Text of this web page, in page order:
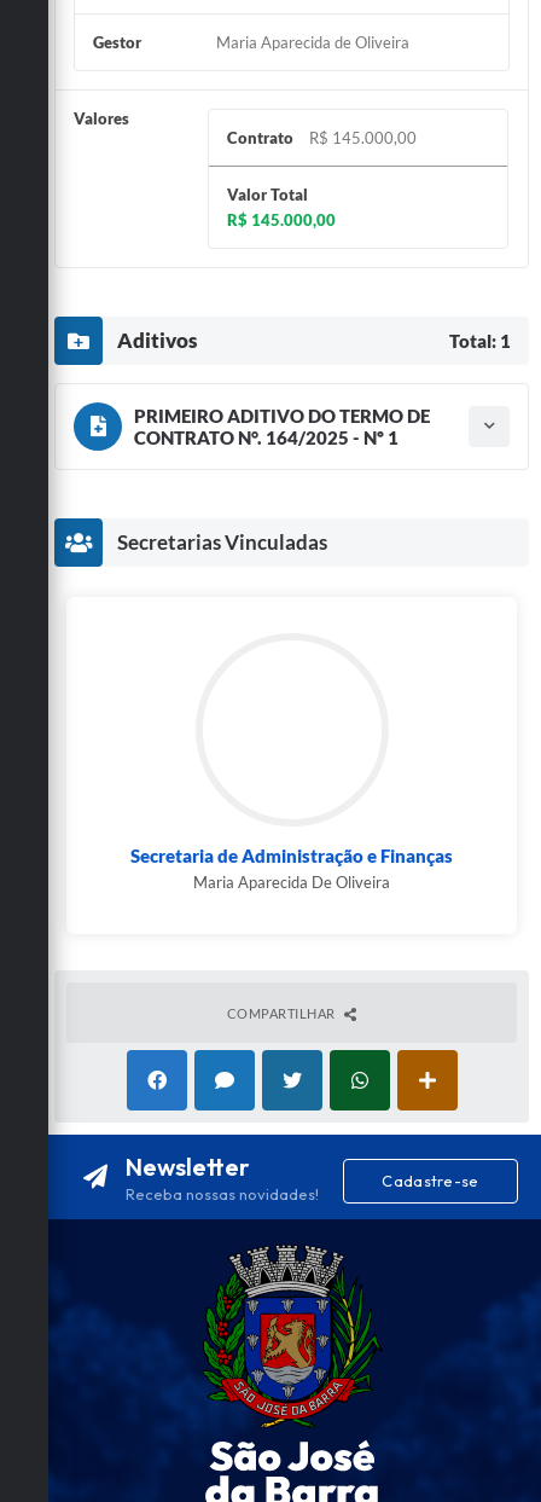
Gestor Maria Aparecida de Oliveira
Valores
Contrato
R$ 145.000,00
Valor Total
R$ 145.000,00
Aditivos Total: 1
PRIMEIRO ADITIVO DO TERMO DE
CONTRATO N°. 164/2025 - Nº 1
Tipo do termo: Termo Aditivo
Secretarias Vinculadas
Secretaria de Administração e Finanças
Maria Aparecida De Oliveira
COMPARTILHAR
Newsletter
Receba nossas novidades!
Cadastre-se